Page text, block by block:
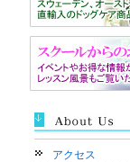
アクセス